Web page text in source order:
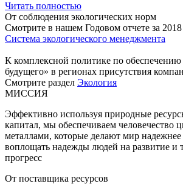
Читать полностью
От соблюдения экологических норм
Смотрите в нашем Годовом отчете за 2018
Система экологического менеджмента
К комплексной политике по обеспечению
будущего» в регионах присутствия
Смотрите раздел Экология
МИССИЯ
Эффективно используя природные
капитал, мы обеспечиваем человечество
металлами, которые делают мир
воплощать надежды людей на развитие и
прогресс
От поставщика ресурсов